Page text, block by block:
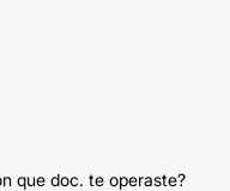
que doc. te operaste?